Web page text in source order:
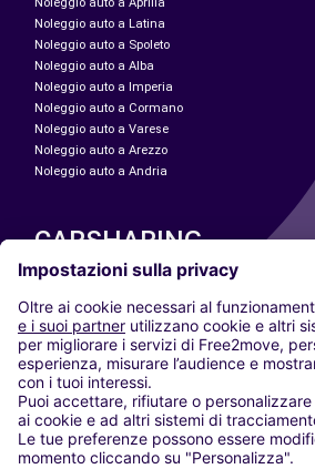
Noleggio auto a Latina
Noleggio auto a Spoleto
Noleggio auto a Alba
Noleggio auto a Imperia
Noleggio auto a Cormano
Noleggio auto a Varese
Noleggio auto a Arezzo
Noleggio auto a Andria
CARSHARING
LE NOSTRE CITTÀ
Paris
Madrid
Washington DC
Milano
Roma
Torino
Vienna
Berlino